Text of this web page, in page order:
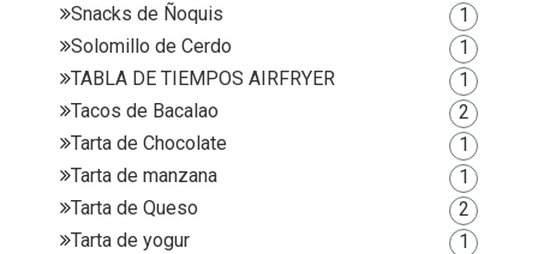
Snacks de Ñoquis
1
Solomillo de Cerdo
1
TABLA DE TIEMPOS AIRFRYER
1
Tacos de Bacalao
2
Tarta de Chocolate
1
Tarta de manzana
1
Tarta de Queso
2
Tarta de yogur
1